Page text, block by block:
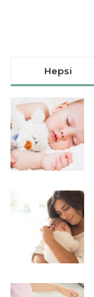
Hepsi